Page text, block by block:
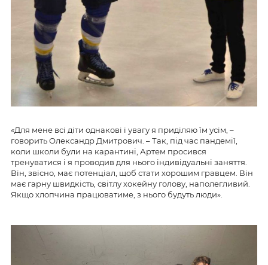
«Для мене всі діти однакові і увагу я приділяю їм усім, –
говорить Олександр Дмитрович. – Так, під час пандемії,
коли школи були на карантині, Артем просився
тренуватися і я проводив для нього індивідуальні заняття.
Він, звісно, має потенціал, щоб стати хорошим гравцем. Він
має гарну швидкість, світлу хокейну голову, наполегливий.
Якщо хлопчина працюватиме, з нього будуть люди».